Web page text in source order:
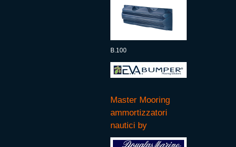
B.100
Master Mooring
ammortizzatori
nautici by